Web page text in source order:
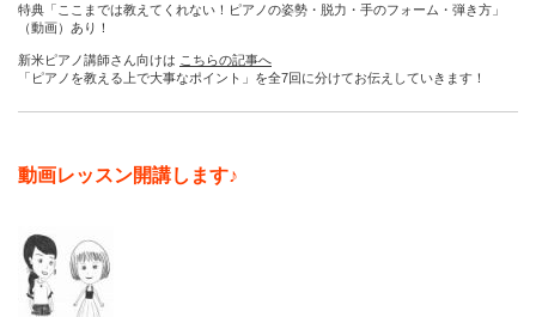
特典「ここまでは教えてくれない！ピアノの姿勢・脱力・手のフォーム・弾き方」
（動画）あり！
新米ピアノ講師さん向けは こちらの記事へ
「ピアノを教える上で大事なポイント」を全7回に分けてお伝えしていきます！
動画レッスン開講します♪